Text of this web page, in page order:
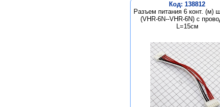
Код: 138812
Разъем питания 6 конт. (м)
(VHR-6N--VHR-6N) с
L=15см